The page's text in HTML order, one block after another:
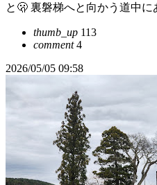
と🫢 裏磐梯へと向かう道中に
thumb_up 113
comment4
2026/05/05 09:58